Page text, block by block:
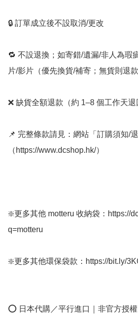
🔒 訂單成立後不設取消/更改
🔁 不設退換；如寄錯/遺漏/非人為瑕
片/影片（優先換貨/補寄；無貨則退款
❌ 缺貨全額退款（約 1–8 個工作天退
📌 完整條款請見：網站「訂購須知/退
（https://www.dcshop.hk/）
❇️更多其他 motteru 收納袋：https://
q=motteru
❇️更多其他環保袋款：https://bit.ly/
⭕ 日本代購／平行進口｜非官方授